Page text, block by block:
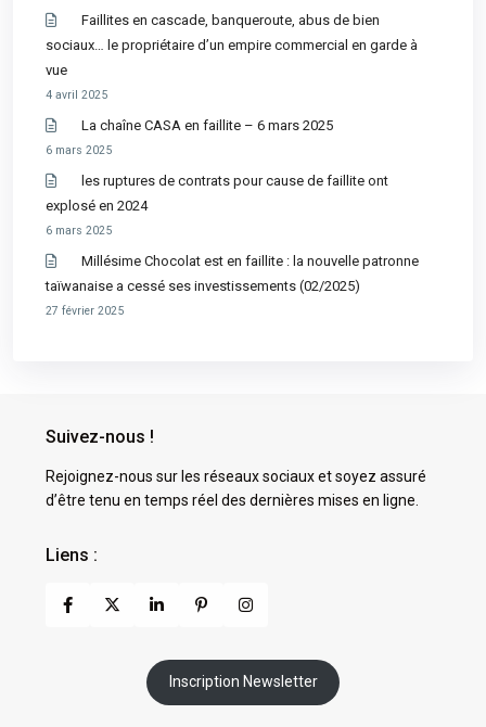
Faillites en cascade, banqueroute, abus de bien
sociaux… le propriétaire d’un empire commercial en garde à
vue
4 avril 2025
La chaîne CASA en faillite – 6 mars 2025
6 mars 2025
les ruptures de contrats pour cause de faillite ont
explosé en 2024
6 mars 2025
Millésime Chocolat est en faillite : la nouvelle patronne
taïwanaise a cessé ses investissements (02/2025)
27 février 2025
Suivez-nous !
Rejoignez-nous sur les réseaux sociaux et soyez assuré
d’être tenu en temps réel des dernières mises en ligne.
Liens :
Inscription Newsletter